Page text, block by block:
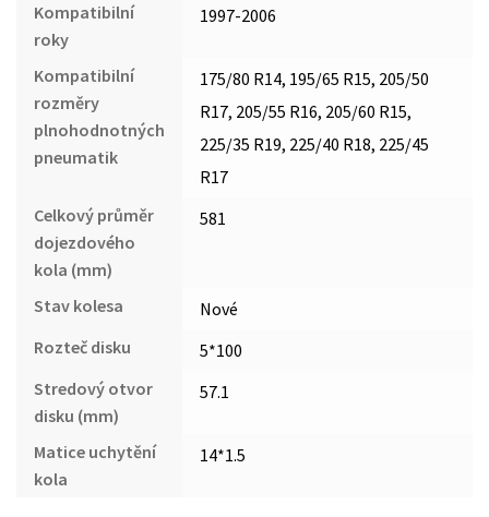
Kompatibilní
roky
1997-2006
Kompatibilní
rozměry
plnohodnotných
pneumatik
175/80 R14, 195/65 R15, 205/50
R17, 205/55 R16, 205/60 R15,
225/35 R19, 225/40 R18, 225/45
R17
Celkový průměr
dojezdového
kola (mm)
581
Stav kolesa
Nové
Rozteč disku
5*100
Stredový otvor
disku (mm)
57.1
Matice uchytění
kola
14*1.5